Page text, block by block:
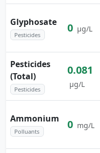
Glyphosate
Pesticides
0 µg/L
Pesticides
(Total)
Pesticides
0.081
µg/L
Ammonium
Polluants
0 mg/L